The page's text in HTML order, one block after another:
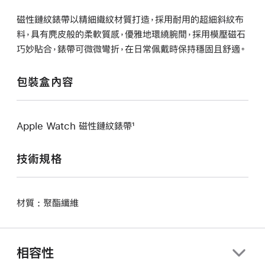
磁性鏈紋錶帶以精細織紋材質打造，採用耐用的超細斜紋布
料，具有麂皮般的柔軟質感，優雅地環繞腕間，採用模壓磁石
巧妙貼合，錶帶可微微彎折，在日常佩戴時保持穩固且舒適。
包裝盒內容
Apple Watch 磁性鏈紋錶帶¹
技術規格
材質 : 聚酯纖維
相容性